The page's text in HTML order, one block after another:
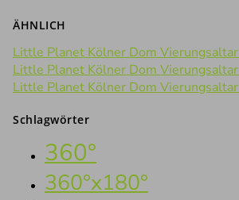
ÄHNLICH
Little Planet Kölner Dom
Little Planet Kölner Dom
Little Planet Kölner Dom
Schlagwörter
360°
360°x180°